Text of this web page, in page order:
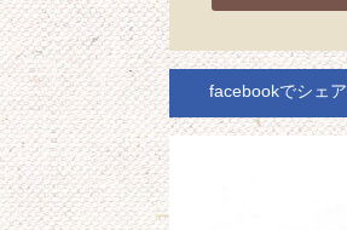
facebookでシェア